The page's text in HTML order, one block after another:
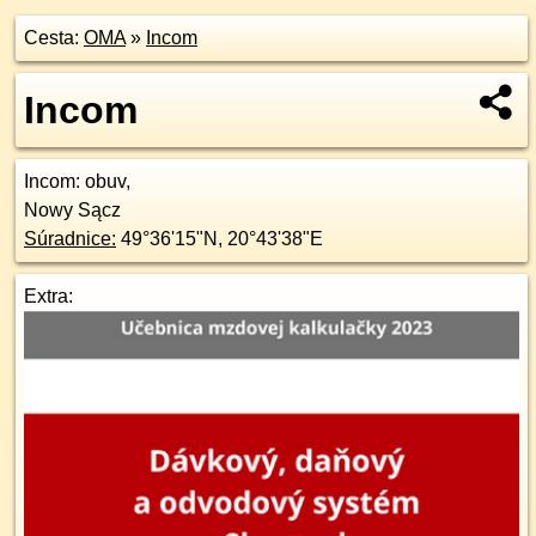
Cesta: OMA» Incom
Incom
Incom: obuv,
Nowy Sącz
Súradnice: 49°36'15"N , 20°43'38"E
Extra: